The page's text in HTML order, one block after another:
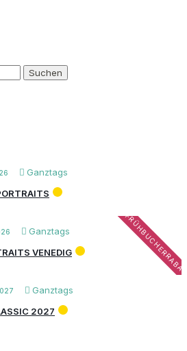
Ganztags
Ganztags
VENEDIG
Ganztags
2027